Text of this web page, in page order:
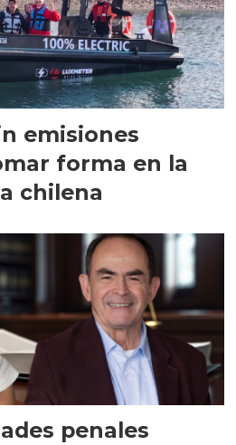
emisiones
forma en la
chilena
penales